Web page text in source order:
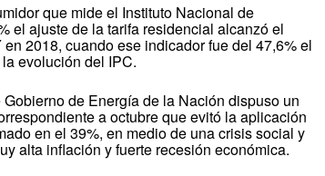
que mide el Instituto Nacional de
el ajuste de la tarifa residencial alcanzó el
2018, cuando ese indicador fue del 47,6% el
evolución del IPC.
de Energía de la Nación dispuso un
a octubre que evitó la aplicación
en el 39%, en medio de una crisis social y
alta inflación y fuerte recesión económica.